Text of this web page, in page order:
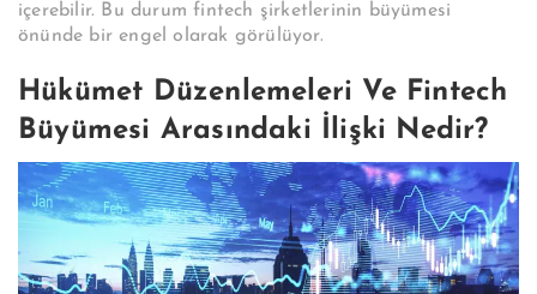
içerebilir. Bu durum fintech şirketlerinin büyümesi
önünde bir engel olarak görülüyor.
Hükümet Düzenlemeleri Ve Fintech
Büyümesi Arasındaki İlişki Nedir?